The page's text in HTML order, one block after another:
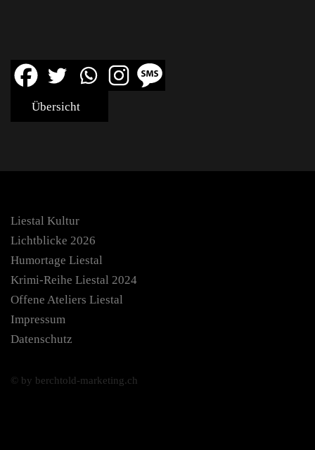
Übersicht
Liestal Kultur
Lichtblicke 2026
Humortage Liestal
Krimi-Reihe Liestal 2024
Offene Ateliers Liestal
Impressum
Datenschutz
© by berchtold-marketing.ch